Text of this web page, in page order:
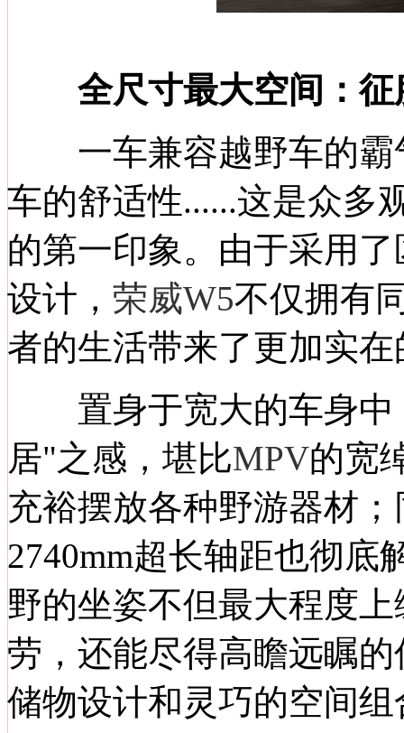
全尺寸最大空间：
一车兼容越野车的霸
车的舒适性......这是众多
的第一印象。由于采用
设计， 荣威W5不仅拥有
者的生活带来了更加实
置身于宽大的车身中
居"之感，堪比MPV的宽
充裕摆放各种野游器材；
2740mm超长轴距也彻底
野的坐姿不但最大程度
劳，还能尽得高瞻远瞩
储物设计和灵巧的空间